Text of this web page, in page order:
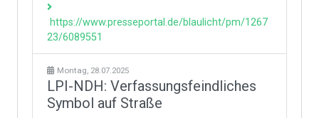
https://www.presseportal.de/blaulicht/pm/1267
23/6089551
Montag, 28.07.2025
LPI-NDH: Verfassungsfeindliches
Symbol auf Straße